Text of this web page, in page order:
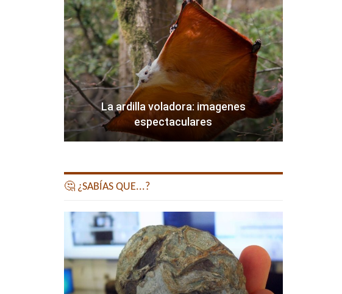
La ardilla voladora: imagenes
espectaculares
🤔 ¿SABÍAS QUE...?